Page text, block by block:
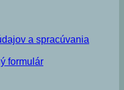
a spracúvania
formulár